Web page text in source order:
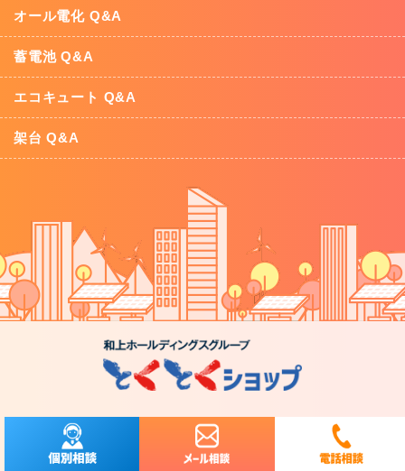
オール電化 Q&A
蓄電池 Q&A
エコキュート Q&A
架台 Q&A